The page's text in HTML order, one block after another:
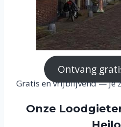
Ontvang
Gratis en vrijblijvend — je
Onze